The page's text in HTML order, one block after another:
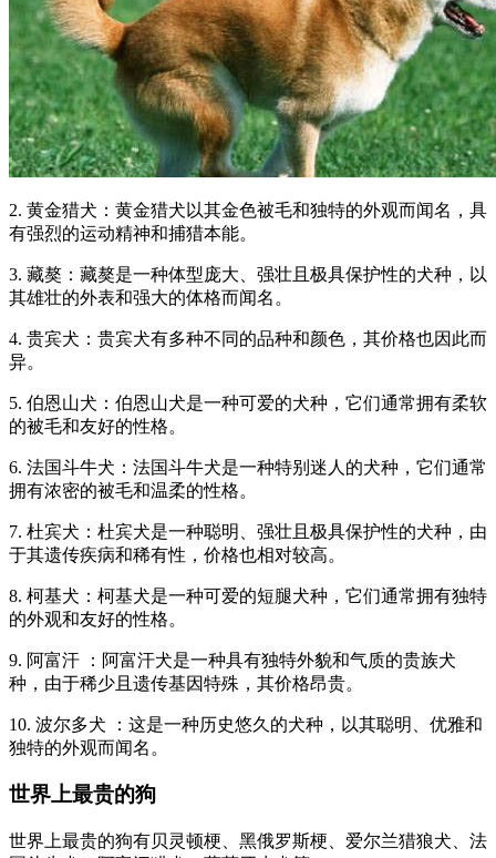
2. 黄金猎犬：黄金猎犬以其金色被毛和独特的外观而闻名，具
有强烈的运动精神和捕猎本能。
3. 藏獒：藏獒是一种体型庞大、强壮且极具保护性的犬种，以
其雄壮的外表和强大的体格而闻名。
4. 贵宾犬：贵宾犬有多种不同的品种和颜色，其价格也因此而
异。
5. 伯恩山犬：伯恩山犬是一种可爱的犬种，它们通常拥有柔软
的被毛和友好的性格。
6. 法国斗牛犬：法国斗牛犬是一种特别迷人的犬种，它们通常
拥有浓密的被毛和温柔的性格。
7. 杜宾犬：杜宾犬是一种聪明、强壮且极具保护性的犬种，由
于其遗传疾病和稀有性，价格也相对较高。
8. 柯基犬：柯基犬是一种可爱的短腿犬种，它们通常拥有独特
的外观和友好的性格。
9. 阿富汗 ：阿富汗犬是一种具有独特外貌和气质的贵族犬
种，由于稀少且遗传基因特殊，其价格昂贵。
10. 波尔多犬 ：这是一种历史悠久的犬种，以其聪明、优雅和
独特的外观而闻名。
世界上最贵的狗
世界上最贵的狗有贝灵顿梗、黑俄罗斯梗、爱尔兰猎狼犬、法